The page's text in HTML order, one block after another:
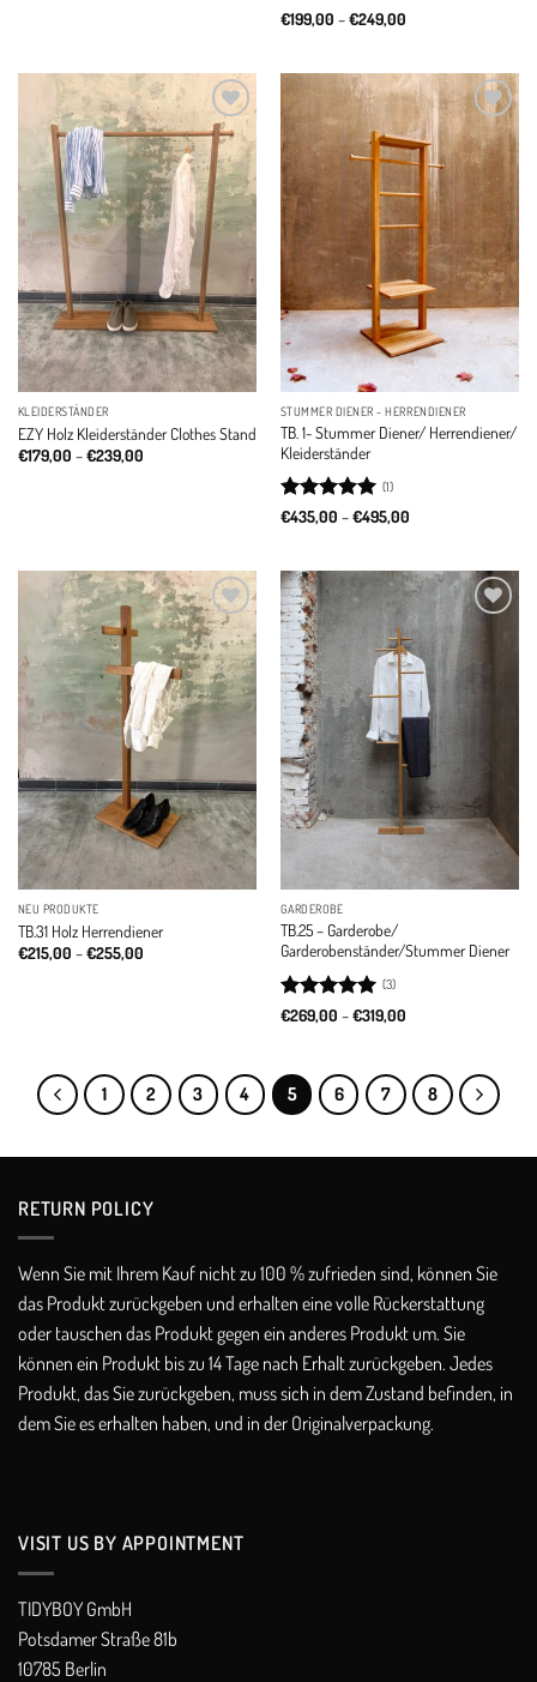
Rated 5
€199,00 –€249,00Price
€249,00
Add to
wishlist
KLEIDERSTÄNDER
EZY Holz Kleiderständer Clothes Stand
€179,00 –€239,00Price
Add to
wishlist
STUMMER DIENER - HERRENDIENER
TB. 1- Stummer Diener/ Herrendiener/
Kleiderständer
Rated5
(1)
€435,00 –€495,00Price
€495,00
Add to
wishlist
NEU PRODUKTE
TB.31 Holz Herrendiener
€215,00 –€255,00Price
GARDEROBE
TB.25 – Garderobe/
Garderobenständer/Stummer Diener
Rated5
(3)
€269,00 –€319,00Price
€319,00
1 2 3 4 5 6 7 8
RETURN POLICY​
Wenn Sie mit Ihrem Kauf nicht zu 100 % zufrieden sind, können Sie
das Produkt zurückgeben und erhalten eine volle Rückerstattung
oder tauschen das Produkt gegen ein anderes Produkt um. Sie
können ein Produkt bis zu 14 Tage nach Erhalt zurückgeben. Jedes
Produkt, das Sie zurückgeben, muss sich in dem Zustand befinden, in
dem Sie es erhalten haben, und in der Originalverpackung.
VISIT US BY APPOINTMENT
TIDYBOY GmbH
Potsdamer Straße 81b
10785 Berlin